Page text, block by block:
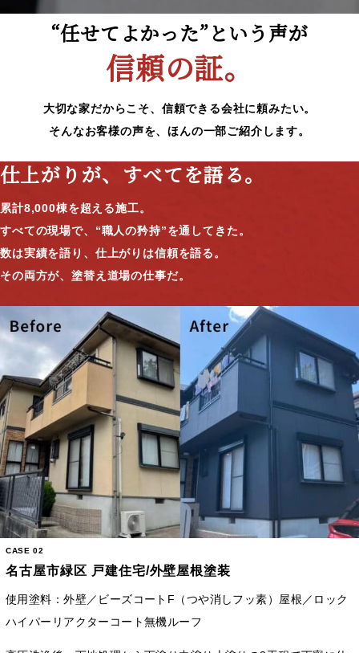
“任せてよかった”という声が
信頼の証。
大切な家だからこそ、信頼できる会社に頼みたい。
そんなお客様の声を、ほんの一部ご紹介します。
仕上がりが、すべてを語る。
累計8,000棟を超える施工。
すべての現場で、“職人の矜持”を通してきた。
数は実績を語り、仕上がりは信頼を語る。
その両方が、塗替え道場の仕事だ。
CASE 02
名古屋市緑区 戸建住宅/外壁屋根塗装
使用塗料：外壁／ビーズコートF（つや消しフッ素）屋根／ロック
ハイパーリアクターコート無機ルーフ